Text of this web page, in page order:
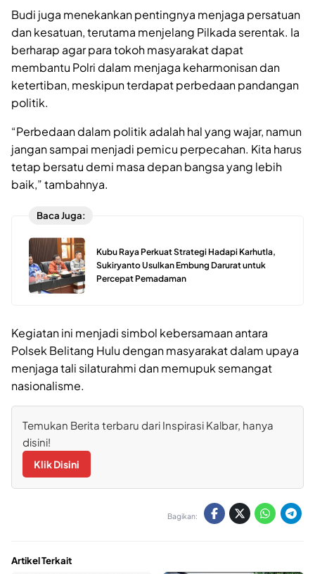
Budi juga menekankan pentingnya menjaga persatuan
dan kesatuan, terutama menjelang Pilkada serentak. Ia
berharap agar para tokoh masyarakat dapat
membantu Polri dalam menjaga keharmonisan dan
ketertiban, meskipun terdapat perbedaan pandangan
politik.
“Perbedaan dalam politik adalah hal yang wajar, namun
jangan sampai menjadi pemicu perpecahan. Kita harus
tetap bersatu demi masa depan bangsa yang lebih
baik,” tambahnya.
Baca Juga:
Kubu Raya Perkuat Strategi Hadapi Karhutla,
Sukiryanto Usulkan Embung Darurat untuk
Percepat Pemadaman
Kegiatan ini menjadi simbol kebersamaan antara
Polsek Belitang Hulu dengan masyarakat dalam upaya
menjaga tali silaturahmi dan memupuk semangat
nasionalisme.
Temukan Berita terbaru dari Inspirasi Kalbar, hanya
disini!
Klik Disini
Bagikan:
Artikel Terkait